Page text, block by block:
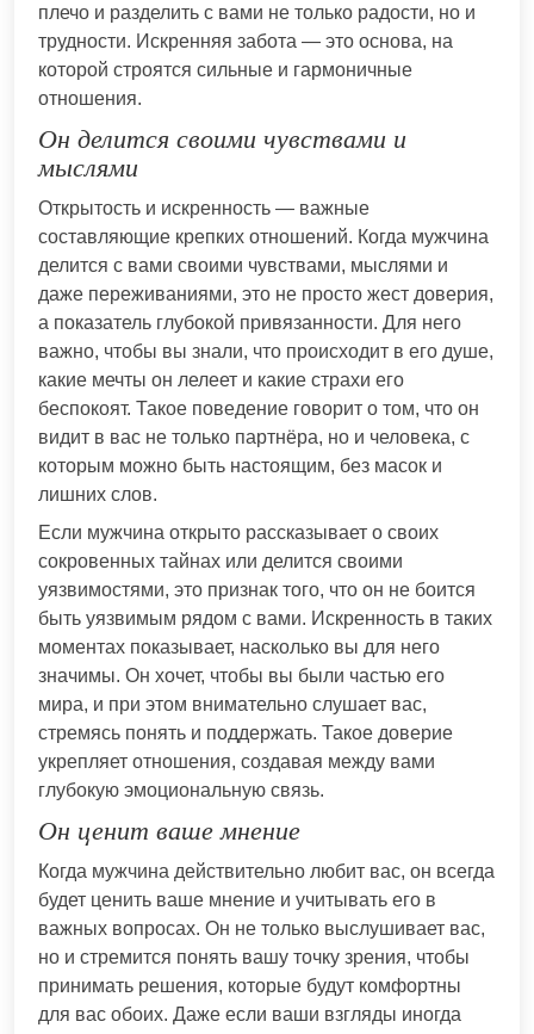
плечо и разделить с вами не только радости, но и
трудности. Искренняя забота — это основа, на
которой строятся сильные и гармоничные
отношения.
Он делится своими чувствами и
мыслями
Открытость и искренность — важные
составляющие крепких отношений. Когда мужчина
делится с вами своими чувствами, мыслями и
даже переживаниями, это не просто жест доверия,
а показатель глубокой привязанности. Для него
важно, чтобы вы знали, что происходит в его душе,
какие мечты он лелеет и какие страхи его
беспокоят. Такое поведение говорит о том, что он
видит в вас не только партнёра, но и человека, с
которым можно быть настоящим, без масок и
лишних слов.
Если мужчина открыто рассказывает о своих
сокровенных тайнах или делится своими
уязвимостями, это признак того, что он не боится
быть уязвимым рядом с вами. Искренность в таких
моментах показывает, насколько вы для него
значимы. Он хочет, чтобы вы были частью его
мира, и при этом внимательно слушает вас,
стремясь понять и поддержать. Такое доверие
укрепляет отношения, создавая между вами
глубокую эмоциональную связь.
Он ценит ваше мнение
Когда мужчина действительно любит вас, он всегда
будет ценить ваше мнение и учитывать его в
важных вопросах. Он не только выслушивает вас,
но и стремится понять вашу точку зрения, чтобы
принимать решения, которые будут комфортны
для вас обоих. Даже если ваши взгляды иногда